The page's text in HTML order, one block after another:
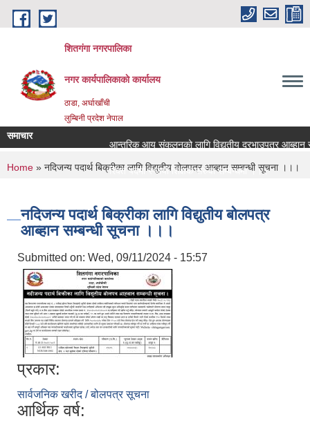
Skip to main content
शितगंगा नगरपालिका
नगर कार्यपालिकाकाे कार्यालय
ठाडा, अर्घाखाँची
लुम्बिनी प्रदेश नेपाल
समाचार
आन्तरिक आय संकलनको लागि विद्युतीय दरभाउपत्र आब्हान
रिक्त पदमा स्थायी शिक्षक सरुवा सम्बन्धमा ।।।
You are here
Home » नदिजन्य पदार्थ बिक्रीका लागि विद्युतीय बोलपत्र आब्हान सम्बन्धी सूचना ।।।
नदिजन्य पदार्थ बिक्रीका लागि विद्युतीय बोलपत्र
आब्हान सम्बन्धी सूचना ।।।
Submitted on: Wed, 09/11/2024 - 15:57
प्रकार:
सार्वजनिक खरीद / बोलपत्र सूचना
आर्थिक वर्ष: